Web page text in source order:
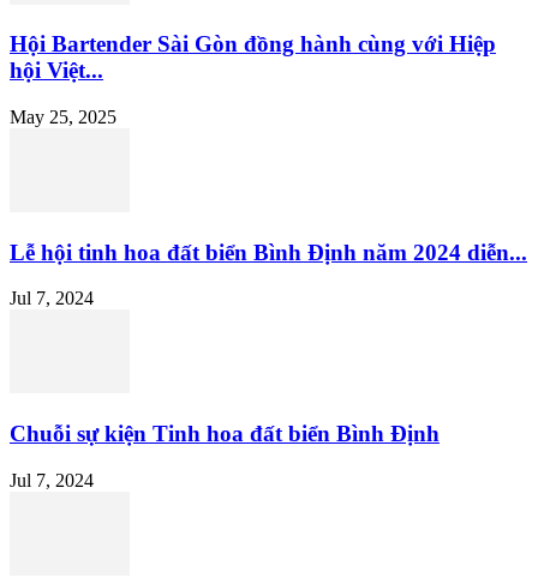
Hội Bartender Sài Gòn đồng hành cùng với Hiệp
hội Việt...
May 25, 2025
Lễ hội tinh hoa đất biển Bình Định năm 2024 diễn...
Jul 7, 2024
Chuỗi sự kiện Tinh hoa đất biển Bình Định
Jul 7, 2024